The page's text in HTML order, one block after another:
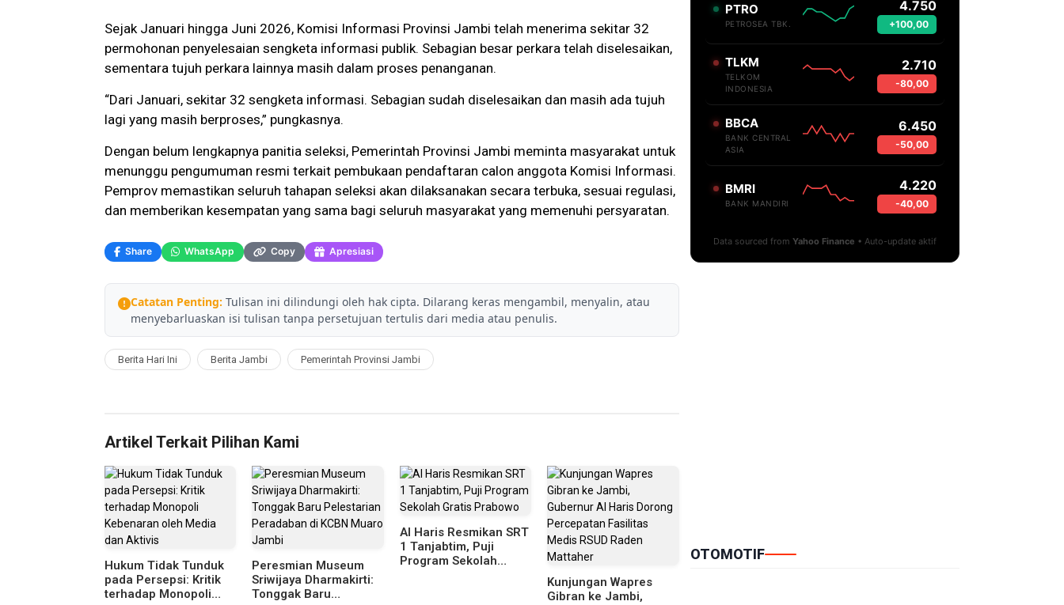
Sejak Januari hingga Juni 2026, Komisi Informasi Provinsi Jambi telah menerima sekitar 32
permohonan penyelesaian sengketa informasi publik. Sebagian besar perkara telah diselesaikan,
sementara tujuh perkara lainnya masih dalam proses penanganan.
“Dari Januari, sekitar 32 sengketa informasi. Sebagian sudah diselesaikan dan masih ada tujuh
lagi yang masih berproses,” pungkasnya.
Dengan belum lengkapnya panitia seleksi, Pemerintah Provinsi Jambi meminta masyarakat untuk
menunggu pengumuman resmi terkait pembukaan pendaftaran calon anggota Komisi Informasi.
Pemprov memastikan seluruh tahapan seleksi akan dilaksanakan secara terbuka, sesuai regulasi,
dan memberikan kesempatan yang sama bagi seluruh masyarakat yang memenuhi persyaratan.
Share WhatsApp Copy Apresiasi
Catatan Penting: Tulisan ini dilindungi oleh hak cipta. Dilarang keras mengambil, menyalin, atau
menyebarluaskan isi tulisan tanpa persetujuan tertulis dari media atau penulis.
Berita Hari Ini Berita Jambi Pemerintah Provinsi Jambi
Artikel Terkait Pilihan Kami
Hukum Tidak Tunduk
pada Persepsi: Kritik
terhadap Monopoli
Peresmian Museum
Sriwijaya Dharmakirti:
Tonggak Baru
Al Haris Resmikan SRT
1 Tanjabtim, Puji
Program Sekolah
Kunjungan Wapres
Gibran ke Jambi,
PTRO
PETROSEA TBK.
4.750
+100,00
TLKM
TELKOM
INDONESIA
2.710
-80,00
BBCA
BANK CENTRAL
ASIA
6.450
-50,00
BMRI
BANK MANDIRI
4.220
-40,00
Data sourced from Yahoo Finance • Auto-update aktif
OTOMOTIF